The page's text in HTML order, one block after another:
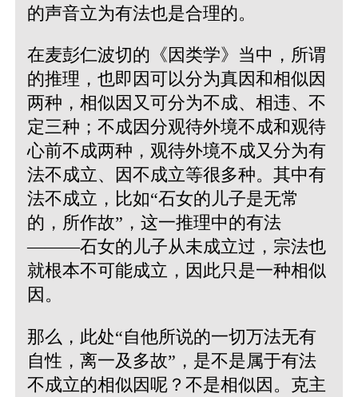
的声音立为有法也是合理的。
在麦彭仁波切的《因类学》当中，所谓
的推理，也即因可以分为真因和相似因
两种，相似因又可分为不成、相违、不
定三种；不成因分观待外境不成和观待
心前不成两种，观待外境不成又分为有
法不成立、因不成立等很多种。其中有
法不成立，比如“石女的儿子是无常
的，所作故”，这一推理中的有法
———石女的儿子从未成立过，宗法也
就根本不可能成立，因此只是一种相似
因。
那么，此处“自他所说的一切万法无有
自性，离一及多故”，是不是属于有法
不成立的相似因呢？不是相似因。克主